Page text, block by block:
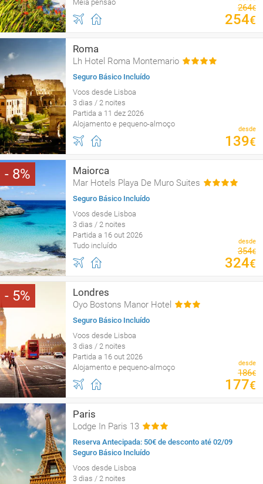
Meia pensão
264€
254€
Roma
Lh Hotel Roma Montemario
Seguro Básico Incluído
Voos desde Lisboa
3 dias / 2 noites
Partida a 11 dez 2026
Alojamento e pequeno-almoço
desde
139€
8 Maiorca
Mar Hotels Playa De Muro Suites
Seguro Básico Incluído
Voos desde Lisboa
3 dias / 2 noites
Partida a 16 out 2026
Tudo incluído
desde
354€
324€
5 Londres
Oyo Bostons Manor Hotel
Seguro Básico Incluído
Voos desde Lisboa
3 dias / 2 noites
Partida a 16 out 2026
Alojamento e pequeno-almoço
desde
186€
177€
Paris
Lodge In Paris 13
Reserva Antecipada: 50€ de desconto até 02/09
Seguro Básico Incluído
Voos desde Lisboa
3 dias / 2 noites